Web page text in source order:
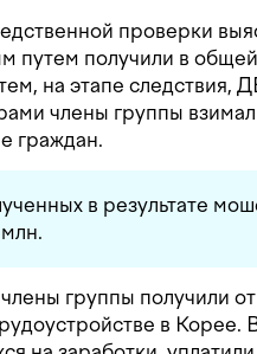
проверки
путем получили в
на этапе следствия,
члены группы
граждан.
в результате
группы получили
в Корее.